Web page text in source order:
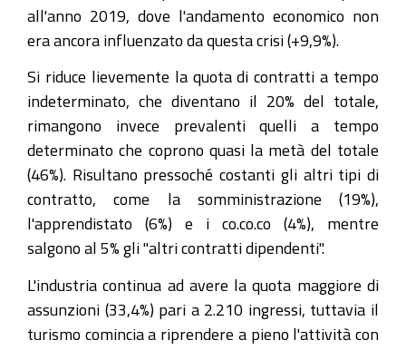
all'anno 2019, dove l'andamento economico non
era ancora influenzato da questa crisi (+9,9%).
Si riduce lievemente la quota di contratti a tempo
indeterminato, che diventano il 20% del totale,
rimangono invece prevalenti quelli a tempo
determinato che coprono quasi la metà del totale
(46%). Risultano pressoché costanti gli altri tipi di
contratto, come la somministrazione (19%),
l'apprendistato (6%) e i co.co.co (4%), mentre
salgono al 5% gli "altri contratti dipendenti".
L'industria continua ad avere la quota maggiore di
assunzioni (33,4%) pari a 2.210 ingressi, tuttavia il
turismo comincia a riprendere a pieno l'attività con